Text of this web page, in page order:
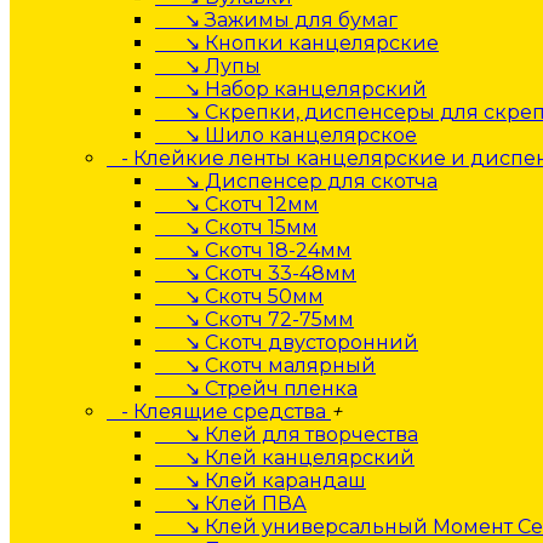
↘ Зажимы для бумаг
↘ Кнопки канцелярские
↘ Лупы
↘ Набор канцелярский
↘ Скрепки, диспенсеры для
↘ Шило канцелярское
- Клейкие ленты канцелярские и
↘ Диспенсер для скотча
↘ Скотч 12мм
↘ Скотч 15мм
↘ Скотч 18-24мм
↘ Скотч 33-48мм
↘ Скотч 50мм
↘ Скотч 72-75мм
↘ Скотч двусторонний
↘ Скотч малярный
↘ Стрейч пленка
- Клеящие средства +
↘ Клей для творчества
↘ Клей канцелярский
↘ Клей карандаш
↘ Клей ПВА
↘ Клей универсальный Момент